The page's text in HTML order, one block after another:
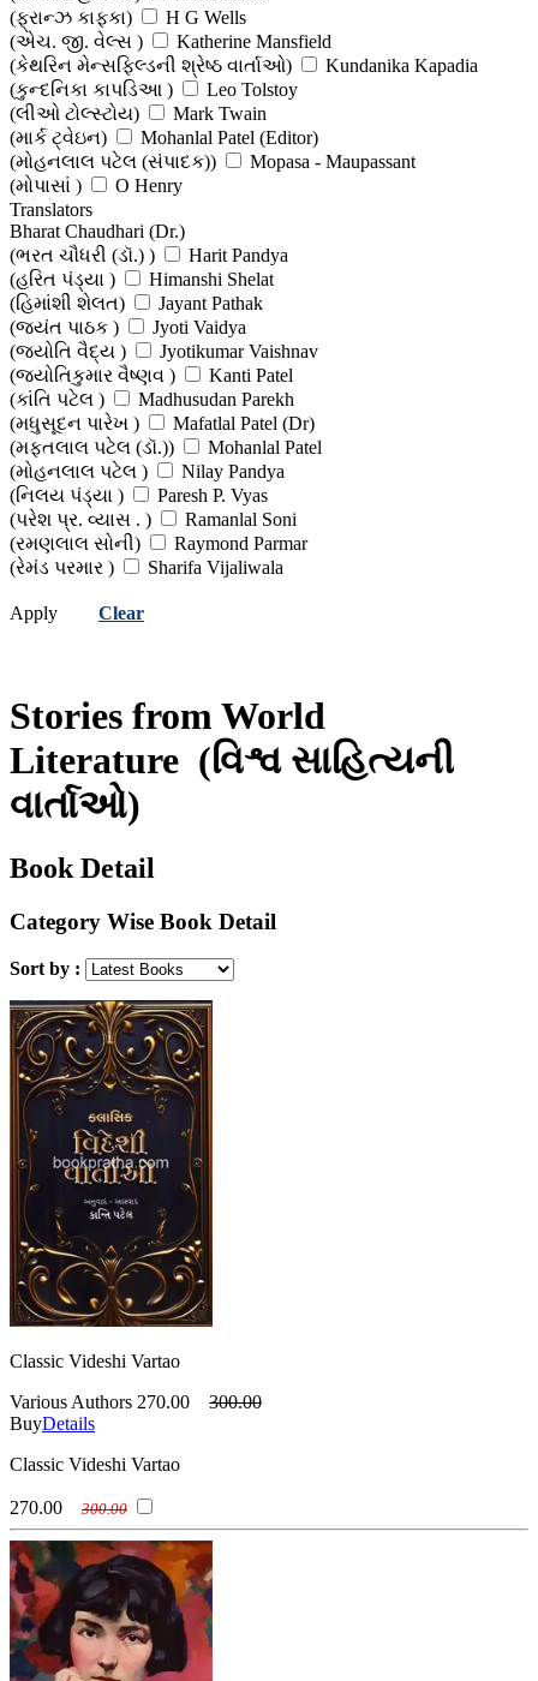
(ફ્રાન્ઝ કાફકા)
H G Wells
(એચ. જી. વેલ્સ )
Katherine Mansfield
(કેથરિન મેન્સફિલ્ડની શ્રેષ્ઠ વાર્તાઓ)
Kundanika Kapadia
(કુન્દનિકા કાપડિઆ )
Leo Tolstoy
(લીઓ ટોલ્સ્ટોય)
Mark Twain
(માર્ક ટ્વેઇન)
Mohanlal Patel (Editor)
(મોહનલાલ પટેલ (સંપાદક))
Mopasa - Maupassant
(મોપાસાં )
O Henry
(ઓ હેન્રી )
(સાકી)
Stefan Zweig
(સ્ટીફન ત્સ્વાઈગ )
Various Authors
(વિવિધ લેખકો)
William Shakespeare
(વિલિયમ શેક્સપિયર )
Yashvant Mehta
(યશવંત મહેતા)
Translators
Bharat Chaudhari (Dr.)
(ભરત ચૌધરી (ડૉ.) )
Harit Pandya
(હરિત પંડ્યા )
Himanshi Shelat
(હિમાંશી શેલત)
Jayant Pathak
(જયંત પાઠક )
Jyoti Vaidya
(જ્યોતિ વૈદ્ય )
Jyotikumar Vaishnav
(જ્યોતિકુમાર વૈષ્ણવ )
Kanti Patel
(કાંતિ પટેલ )
Madhusudan Parekh
(મધુસૂદન પારેખ )
Mafatlal Patel (Dr)
(મફતલાલ પટેલ (ડૉ.))
Mohanlal Patel
(મોહનલાલ પટેલ )
Nilay Pandya
(નિલય પંડ્યા )
Paresh P. Vyas
(પરેશ પ્ર. વ્યાસ . )
Ramanlal Soni
(રમણલાલ સોની)
Raymond Parmar
(રેમંડ પરમાર )
Sharifa Vijaliwala
(ઉમા રાંદેરિયા )
(યોગેશ ચોલેરા)
Apply Clear
Stories from World
Literature (વિશ્વ સાહિત્યની
વાર્તાઓ)
Book Detail
Category Wise Book Detail
Sort by :
Classic Videshi Vartao
Various Authors 270.00
300.00
BuyDetails
Classic Videshi Vartao
270.00 300.00